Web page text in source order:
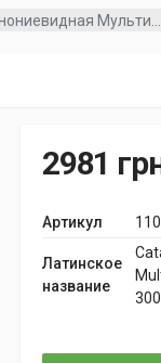
Мульти...
2981
Артикул
Латинское
название